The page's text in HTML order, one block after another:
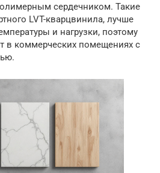
сердечником. Такие
LVT-кварцвинила, лучше
и нагрузки, поэтому
в коммерческих помещениях с